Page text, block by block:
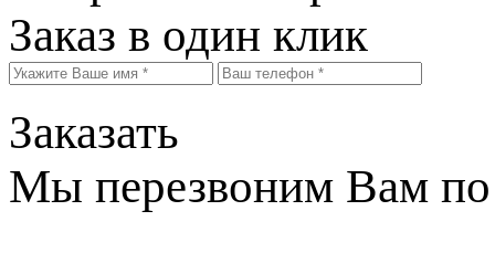
Заказ в один клик
Заказать
Мы перезвоним Вам по